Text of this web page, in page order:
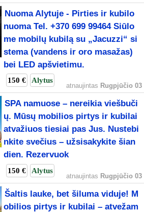
Nuoma Alytuje - Pirties ir kubilo
nuoma Tel. +370 699 99464 Siūlo
me mobilų kubilą su „Jacuzzi“ si
stema (vandens ir oro masažas)
bei LED apšvietimu.
150 € Alytus
atnaujintas Rugpjūčio 03
SPA namuose – nereikia viešbuči
ų. Mūsų mobilios pirtys ir kubilai
atvažiuos tiesiai pas Jus. Nustebi
nkite svečius – užsisakykite šian
dien. Rezervuok
150 € Alytus
atnaujintas Rugpjūčio 03
Šaltis lauke, bet šiluma viduje! M
obilios pirtys ir kubilai – atvežam